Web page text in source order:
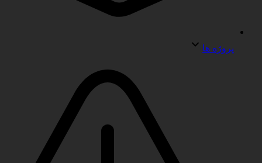
پروژه ها